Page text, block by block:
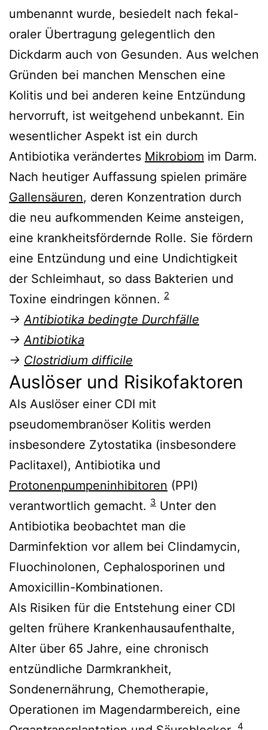
umbenannt wurde, besiedelt nach fekal-
oraler Übertragung gelegentlich den
Dickdarm auch von Gesunden. Aus welchen
Gründen bei manchen Menschen eine
Kolitis und bei anderen keine Entzündung
hervorruft, ist weitgehend unbekannt. Ein
wesentlicher Aspekt ist ein durch
Antibiotika verändertes Mikrobiom im Darm.
Nach heutiger Auffassung spielen primäre
Gallensäuren, deren Konzentration durch
die neu aufkommenden Keime ansteigen,
eine krankheitsfördernde Rolle. Sie fördern
eine Entzündung und eine Undichtigkeit
der Schleimhaut, so dass Bakterien und
Toxine eindringen können. 2
→ Antibiotika bedingte Durchfälle
→ Antibiotika
→ Clostridium difficile
Auslöser und Risikofaktoren
Als Auslöser einer CDI mit
pseudomembranöser Kolitis werden
insbesondere Zytostatika (insbesondere
Paclitaxel), Antibiotika und
Protonenpumpeninhibitoren (PPI)
verantwortlich gemacht. 3 Unter den
Antibiotika beobachtet man die
Darminfektion vor allem bei Clindamycin,
Fluochinolonen, Cephalosporinen und
Amoxicillin-Kombinationen.
Als Risiken für die Entstehung einer CDI
gelten frühere Krankenhausaufenthalte,
Alter über 65 Jahre, eine chronisch
entzündliche Darmkrankheit,
Sondenernährung, Chemotherapie,
Operationen im Magendarmbereich, eine
4